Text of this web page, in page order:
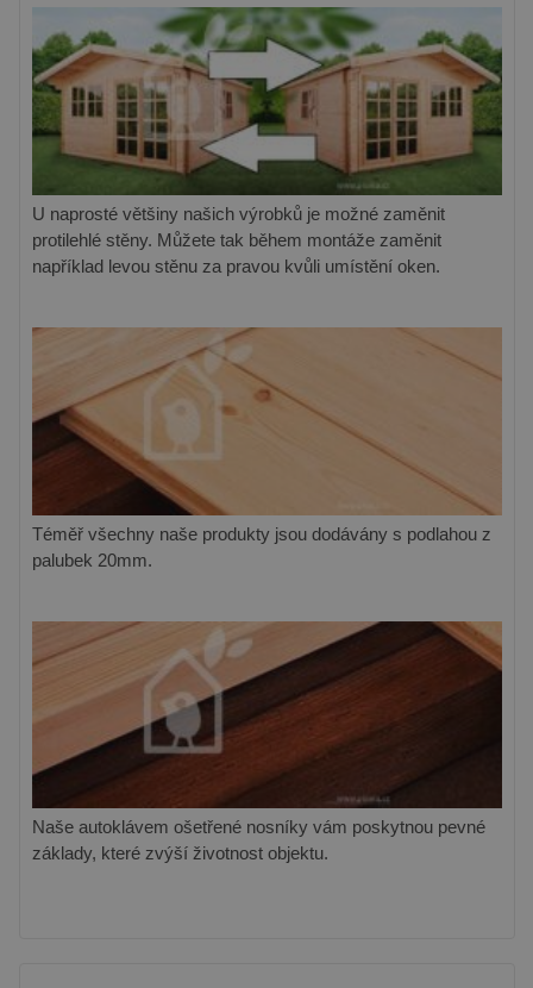
U naprosté většiny našich výrobků je možné zaměnit
protilehlé stěny. Můžete tak během montáže zaměnit
například levou stěnu za pravou kvůli umístění oken.
Téměř všechny naše produkty jsou dodávány s podlahou z
palubek 20mm.
Naše autoklávem ošetřené nosníky vám poskytnou pevné
základy, které zvýší životnost objektu.